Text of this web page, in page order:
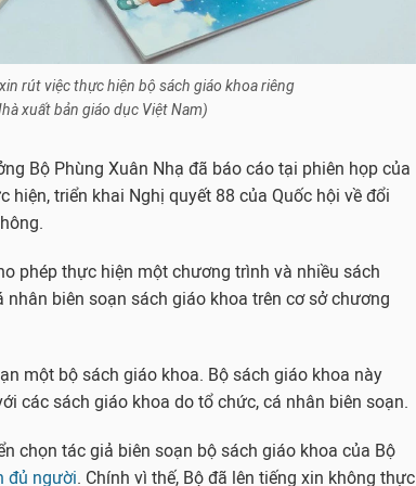
rút việc thực hiện bộ sách giáo khoa riêng
xuất bản giáo dục Việt Nam)
Bộ Phùng Xuân Nhạ đã báo cáo tại phiên họp của
hiện, triển khai Nghị quyết 88 của Quốc hội về đổi
phép thực hiện một chương trình và nhiều sách
biên soạn sách giáo khoa trên cơ sở chương
một bộ sách giáo khoa. Bộ sách giáo khoa này
các sách giáo khoa do tổ chức, cá nhân biên soạn.
chọn tác giả biên soạn bộ sách giáo khoa của Bộ
đủ người. Chính vì thế, Bộ đã lên tiếng xin không thực